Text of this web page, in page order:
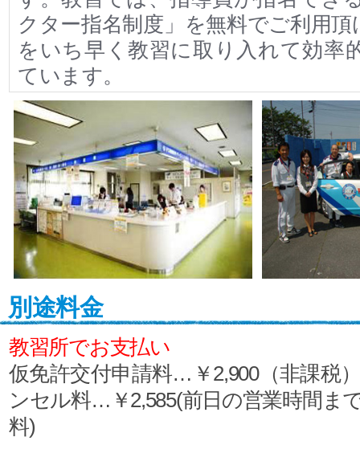
クター指名制度」を無料でご利用頂
をいち早く教習に取り入れて効率
ています。
別途料金
教習所でお支払い
仮免許交付申請料…￥2,900（非課税
ンセル料…￥2,585(前日の営業時間ま
料)